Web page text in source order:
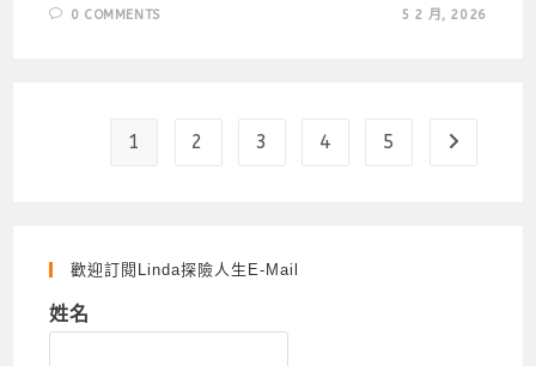
0 COMMENTS 5 2 月, 2026
1 2 3 4 5 Go to the
歡迎訂閱Linda探險人生e-Mail
姓名